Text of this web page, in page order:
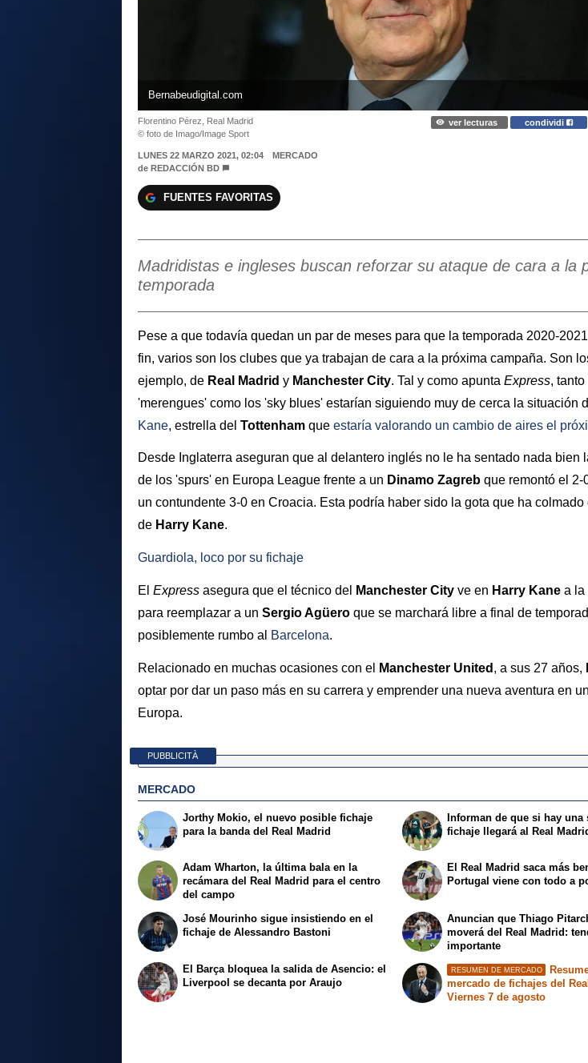
Bernabeudigital.com
Florentino Pérez, Real Madrid
© foto de Imago/Image Sport
ver lecturas condividi
LUNES 22 MARZO 2021, 02:04
MERCADO
de REDACCIÓN BD
FUENTES FAVORITAS
Madridistas e ingleses buscan reforzar su ataque de cara a la
temporada
Pese a que todavía quedan un par de meses para que la temporada 2020-
fin, varios son los clubes que ya trabajan de cara a la próxima campaña. Son
ejemplo, de Real Madrid y Manchester City. Tal y como apunta Express, tanto
'merengues' como los 'sky blues' estarían siguiendo muy de cerca la situación
Kane, estrella del Tottenham que estaría valorando un cambio de aires el
Desde Inglaterra aseguran que al delantero inglés no le ha sentado nada bien
de los 'spurs' en Europa League frente a un Dinamo Zagreb que remontó el 2-
un contundente 3-0 en Croacia. Esta podría haber sido la gota que ha colmado
de Harry Kane.
Guardiola, loco por su fichaje
El Express asegura que el técnico del Manchester City ve en Harry Kane a la
para reemplazar a un Sergio Agüero que se marchará libre a final de
posiblemente rumbo al
Barcelona.
Relacionado en muchas ocasiones con el Manchester United , a sus 27 años,
optar por dar un paso más en su carrera y emprender una nueva aventura en
Europa.
PUBBLICITÀ
MERCADO
Jorthy Mokio, el nuevo posible fichaje
para la banda del Real Madrid
Adam Wharton, la última bala en la
recámara del Real Madrid para el centro
del campo
Informan de que si hay una
fichaje llegará al Real
El Real Madrid saca más
Portugal viene con todo a
José Mourinho sigue insistiendo en el
fichaje de Alessandro Bastoni
El Barça bloquea la salida de Asencio: el
Liverpool se decanta por Araujo
Anuncian que Thiago
moverá del Real Madrid:
importante
RESUMEN DE MERCADO
mercado de fichajes del
Viernes 7 de agosto